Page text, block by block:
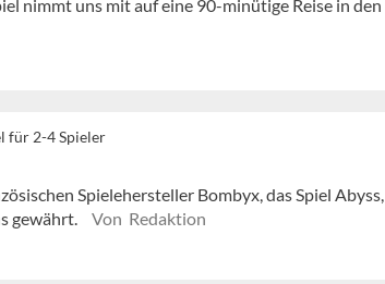
nimmt uns mit auf eine 90-minütige Reise in den
für 2-4 Spieler
Spielehersteller Bombyx, das Spiel Abyss,
gewährt.
Von Redaktion